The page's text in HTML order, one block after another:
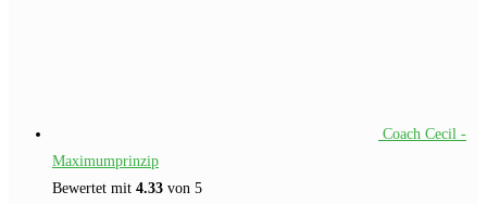
Coach Cecil -
Maximumprinzip
Bewertet mit 4.33 von 5